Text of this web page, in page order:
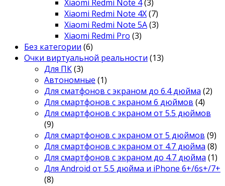
Xiaomi Redmi Note 4(3)
Xiaomi Redmi Note 4X(7)
Xiaomi Redmi Note 5A(3)
Xiaomi Redmi Pro (3)
Без категории (6)
Очки виртуальной реальности (13)
Для ПК(3)
Автономные (1)
Для сматфонов с экраном до 6.4 дюйма (2)
Для смартфонов с экраном 6 дюймов (4)
Для смартфонов с экраном от 5.5 дюймов
(9)
Для смартфонов с экраном от 5 дюймов (9)
Для смартфонов с экраном от 4.7 дюйма (8)
Для смартфонов с экраном до 4.7 дюйма (1)
Для Android от 5.5 дюйма и iPhone 6+/6s+/7+
(8)